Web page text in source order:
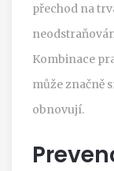
přechod na
Kombinace
může značně
obnovují.